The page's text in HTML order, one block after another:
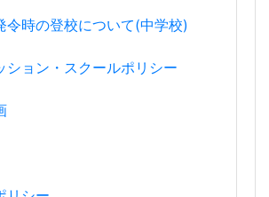
令時の登校について(中学校)
ション・スクールポリシー